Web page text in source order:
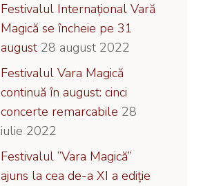
Festivalul Internațional Vară
Magică se încheie pe 31
august 28 august 2022
Festivalul Vara Magică
continuă în august: cinci
concerte remarcabile 28
iulie 2022
Festivalul ”Vara Magică”
ajuns la cea de-a XI a ediție